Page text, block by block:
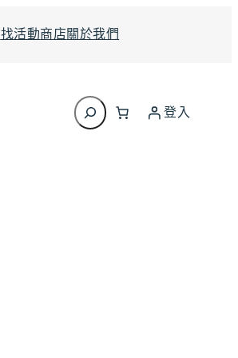
找活動商店關於我們
搜
尋
登入